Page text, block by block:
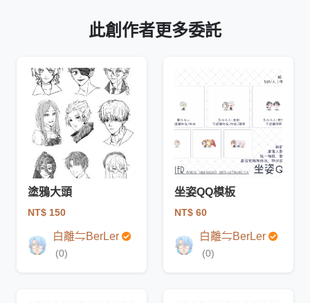
此創作者更多委託
塗鴉大頭
NT$ 150
白離⇋BerLer
(0)
坐姿QQ模板
NT$ 60
白離⇋BerLer
(0)